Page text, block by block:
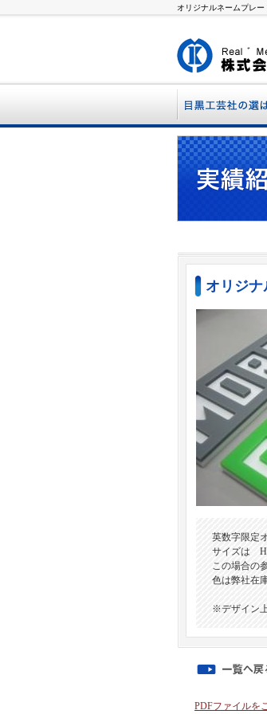
オリジナルネームプレ
オリジナ
英数字限定
サイズは H
この場合の
色は弊社在
※デザイン
PDFファイルを